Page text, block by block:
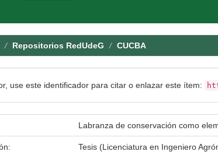
Repositorios RedUdeG CUCBA
use este identificador para citar o enlazar este ítem:
Labranza de conservación como
Tesis (Licenciatura en Ingeniero